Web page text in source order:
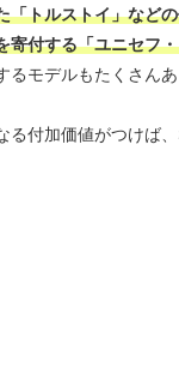
「トルストイ」など
寄付する「ユニセフ
るモデルもたくさんあ
る付加価値がつけば